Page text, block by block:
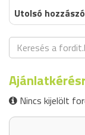
Nincs kijelölt